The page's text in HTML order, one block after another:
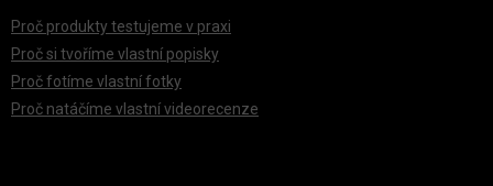
Proč produkty testujeme v praxi
Proč si tvoříme vlastní popisky
Proč fotíme vlastní fotky
Proč natáčíme vlastní videorecenze